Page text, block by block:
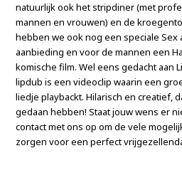
natuurlijk ook het stripdiner (met
mannen en vrouwen) en de
hebben we ook nog een speciale Sex
aanbieding en voor de mannen een
komische film. Wel eens gedacht aan
lipdub is een videoclip waarin een
liedje playbackt. Hilarisch en creatief,
gedaan hebben! Staat jouw wens er
contact met ons op om de vele
zorgen voor een perfect